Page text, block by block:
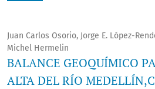
Juan Carlos Osorio, Jorge E. López-
Michel Hermelin
BALANCE GEOQUÍMICO
ALTA DEL RÍO